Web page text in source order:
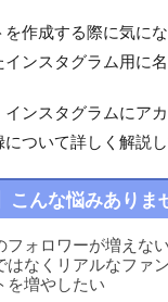
作成する際に気に
ンスタグラム用に
ンスタグラムにア
ついて詳しく解説し
こんな悩みありま
フォロワーが増えない
はなくリアルなファ
を増やしたい